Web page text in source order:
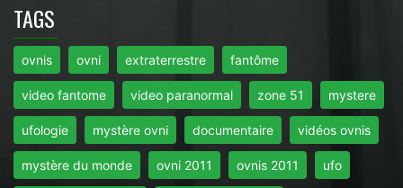
TAGS
ovnis ovni extraterrestre fantôme
video fantome video paranormal zone 51 mystere
ufologie mystère ovni documentaire vidéos ovnis
mystère du monde ovni 2011 ovnis 2011 ufo